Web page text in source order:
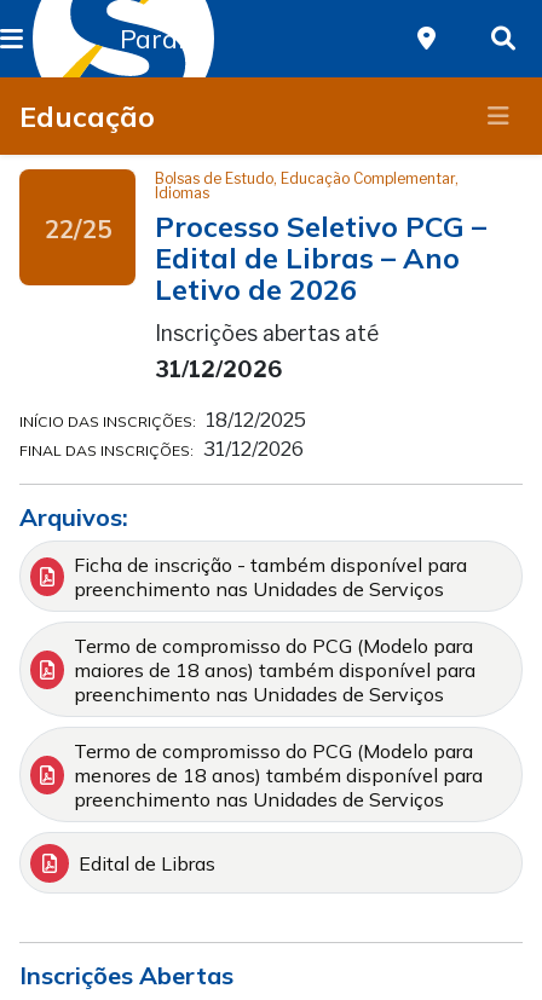
Paraná
Educação
22/25
Bolsas de Estudo, Educação Complementar,
Idiomas
Processo Seletivo PCG –
Edital de Libras – Ano
Letivo de 2026
Inscrições abertas até
31/12/2026
INÍCIO DAS INSCRIÇÕES: 18/12/2025
FINAL DAS INSCRIÇÕES: 31/12/2026
Arquivos:
Ficha de inscrição - também disponível para
preenchimento nas Unidades de Serviços
Termo de compromisso do PCG (Modelo para
maiores de 18 anos) também disponível para
preenchimento nas Unidades de Serviços
Termo de compromisso do PCG (Modelo para
menores de 18 anos) também disponível para
preenchimento nas Unidades de Serviços
Edital de Libras
Inscrições Abertas